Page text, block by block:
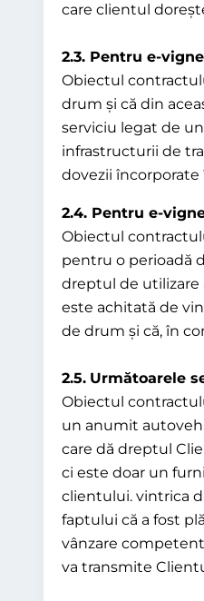
care clientul
2.3. Pentru e-
Obiectul
drum și că din
serviciu legat de
infrastructurii de
dovezii
2.4. Pentru e-
Obiectul
pentru o perioadă
dreptul de utilizare
este achitată de
de drum și că, în
2.5. Următoarele
Obiectul
un anumit
care dă dreptul
ci este doar un
clientului. vintrica
faptului că a fost
vânzare
va transmite